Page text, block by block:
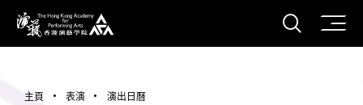
香港演藝學院
打開
主頁 表演 演出日曆